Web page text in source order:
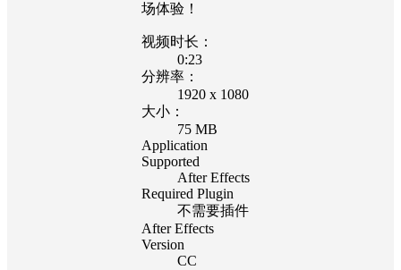
场体验！
视频时长：
0:23
分辨率：
1920 x 1080
大小：
75 MB
Application
Supported
After Effects
Required Plugin
不需要插件
After Effects
Version
CC